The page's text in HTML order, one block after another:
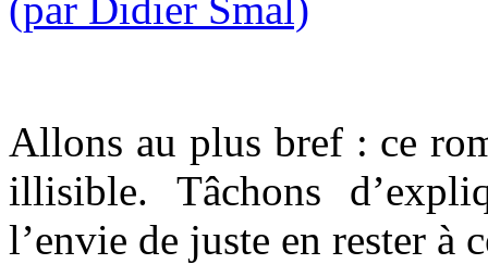
Allons au plus bref : ce
illisible. Tâchons
l’envie de juste en rester à